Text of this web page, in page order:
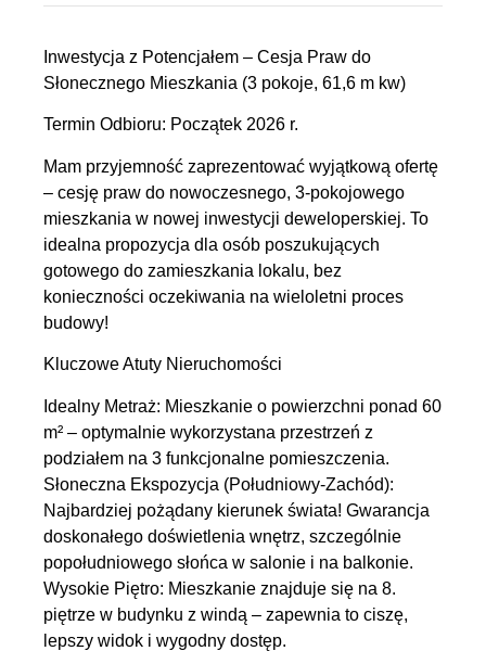
Inwestycja z Potencjałem – Cesja Praw do
Słonecznego Mieszkania (3 pokoje, 61,6 m kw)
Termin Odbioru: Początek 2026 r.
Mam przyjemność zaprezentować wyjątkową ofertę
– cesję praw do nowoczesnego, 3-pokojowego
mieszkania w nowej inwestycji deweloperskiej. To
idealna propozycja dla osób poszukujących
gotowego do zamieszkania lokalu, bez
konieczności oczekiwania na wieloletni proces
budowy!
Kluczowe Atuty Nieruchomości
Idealny Metraż: Mieszkanie o powierzchni ponad 60
m² – optymalnie wykorzystana przestrzeń z
podziałem na 3 funkcjonalne pomieszczenia.
Słoneczna Ekspozycja (Południowy-Zachód):
Najbardziej pożądany kierunek świata! Gwarancja
doskonałego doświetlenia wnętrz, szczególnie
popołudniowego słońca w salonie i na balkonie.
Wysokie Piętro: Mieszkanie znajduje się na 8.
piętrze w budynku z windą – zapewnia to ciszę,
lepszy widok i wygodny dostęp.